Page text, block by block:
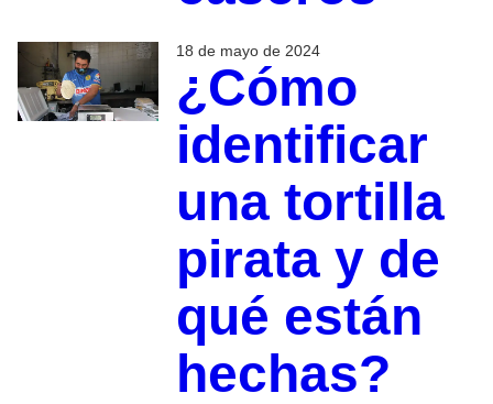
18 de mayo de 2024
¿Cómo
identificar
una tortilla
pirata y de
qué están
hechas?